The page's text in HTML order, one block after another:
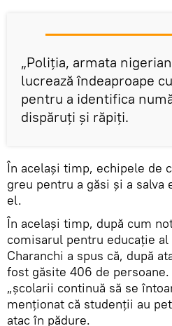
„Poliția, armata
lucrează îndeaproape
pentru a identifica
dispăruți și răpiți.
În același timp, echipele de
greu pentru a găsi și a
el.
În același timp, după cum
comisarul pentru educație al
Charanchi a spus că, după
fost găsite 406 de
„școlarii continuă să se
menționat că studenții au
atac în pădure.